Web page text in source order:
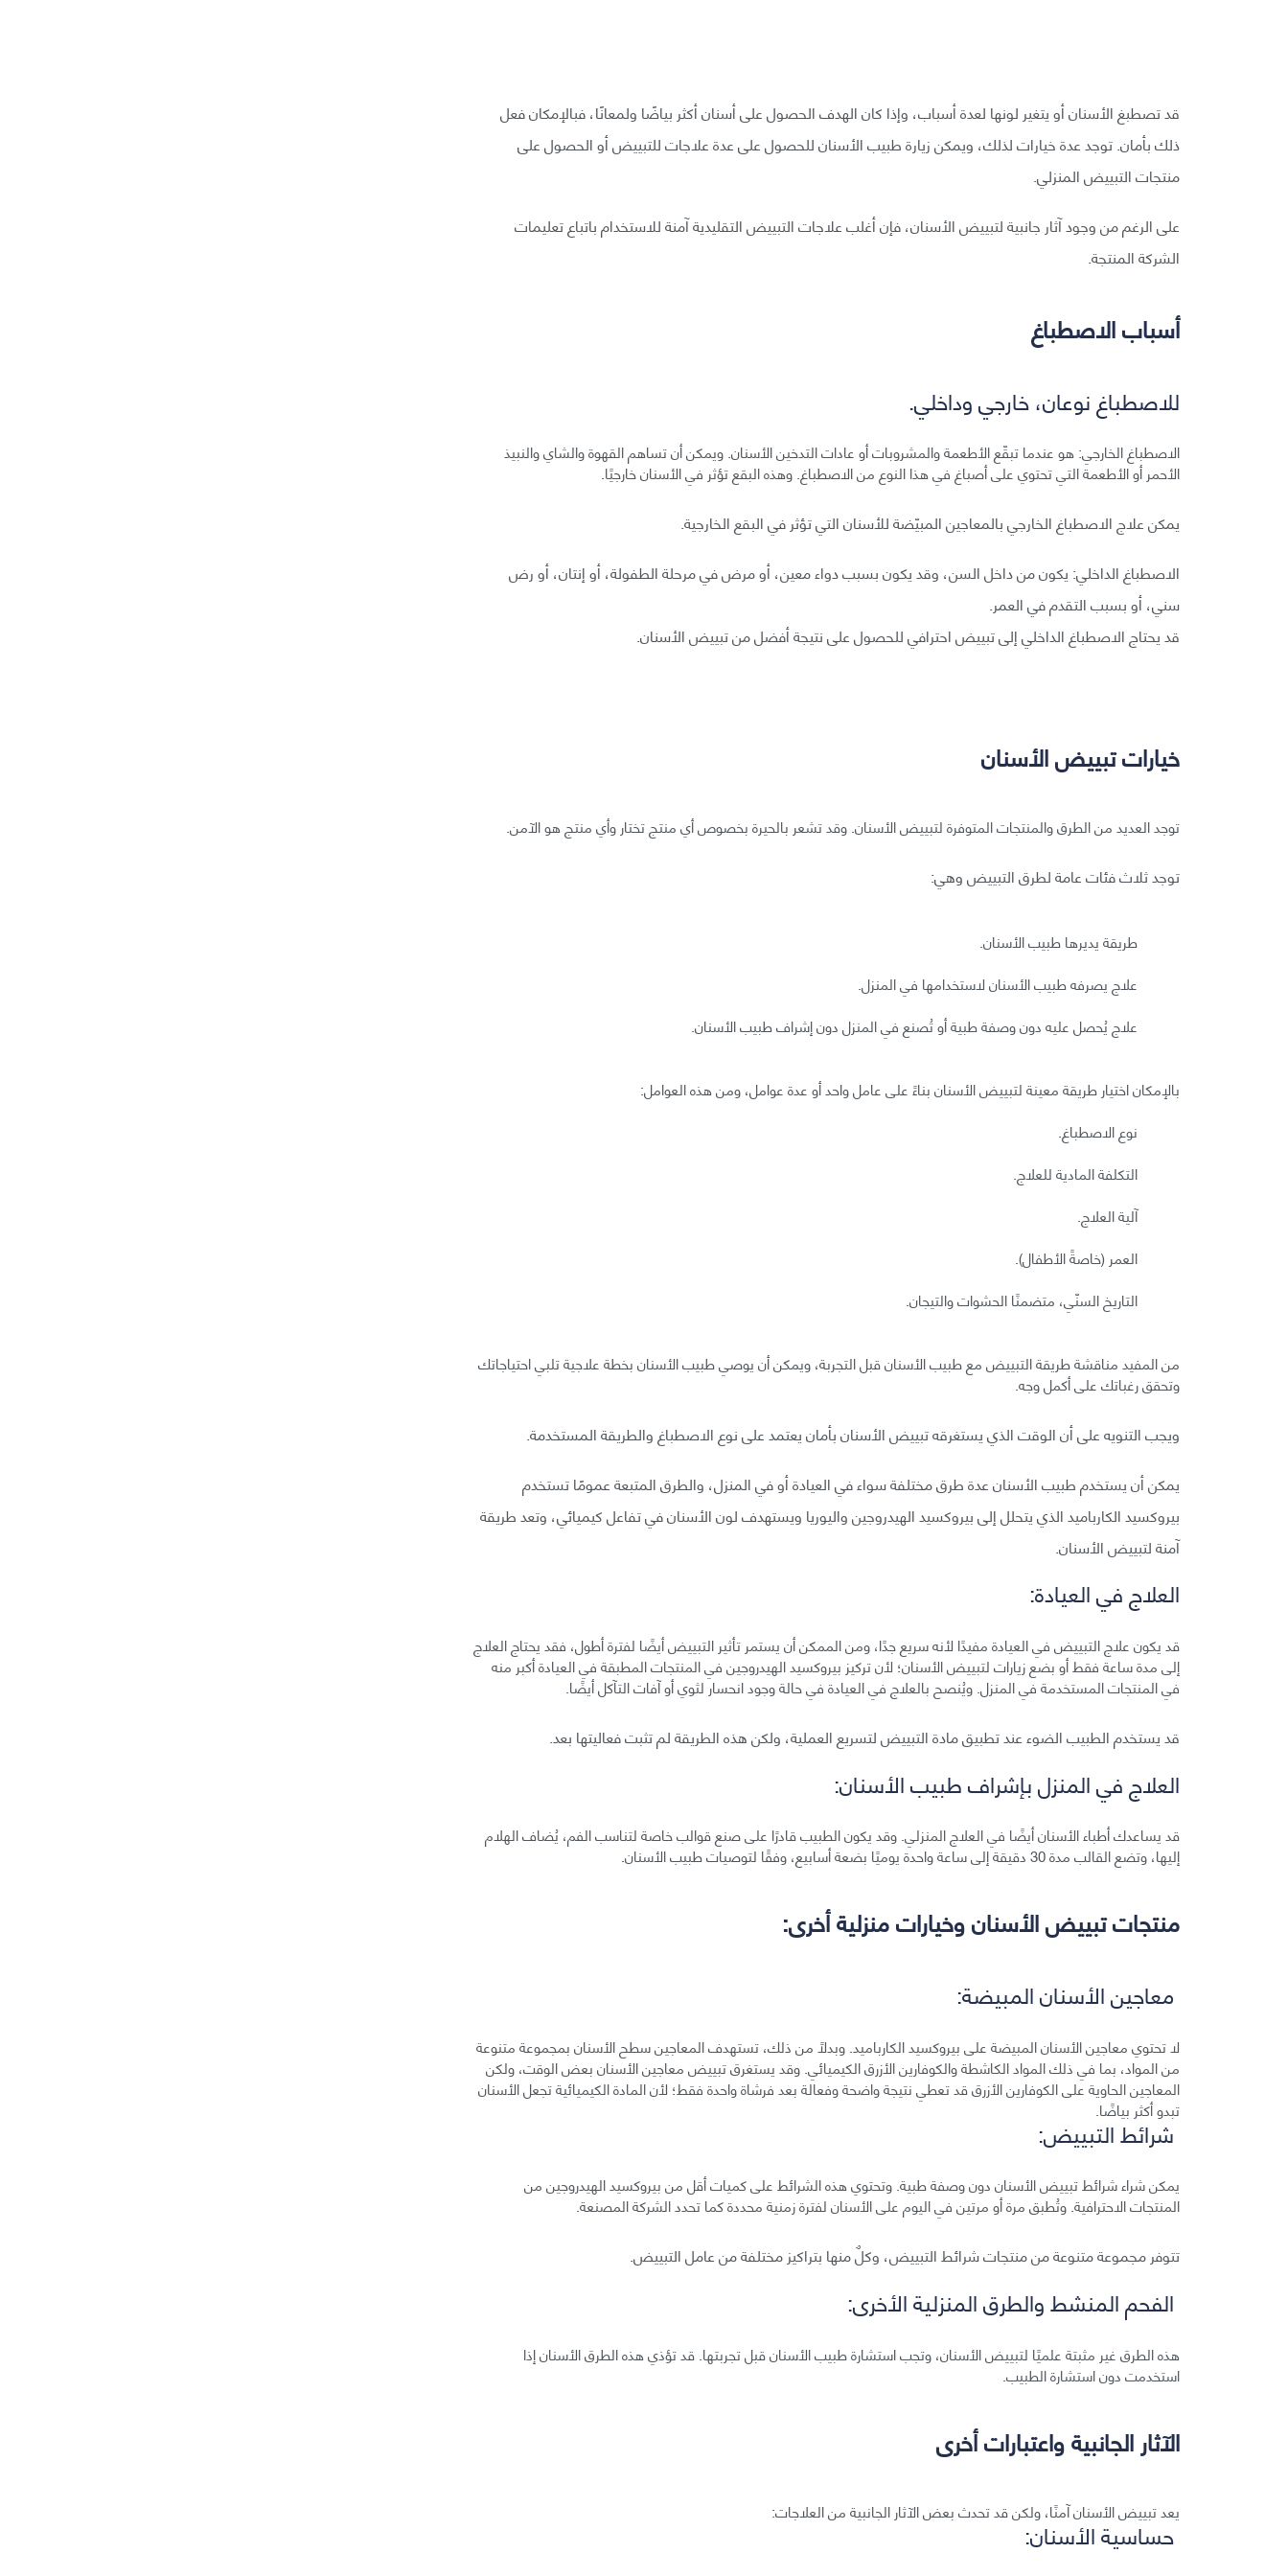
قد تصطبغ الأسنان أو يتغير لونها لعدة أسباب، وإذا كان الهدف الحصول على أسنان أكثر بياضًا ولمعانًا، فبالإمكان فعل
ذلك بأمان. توجد عدة خيارات لذلك، ويمكن زيارة طبيب الأسنان للحصول على عدة علاجات للتبييض أو الحصول على
منتجات التبييض المنزلي.
على الرغم من وجود آثار جانبية لتبييض الأسنان، فإن أغلب علاجات التبييض التقليدية آمنة للاستخدام باتباع تعليمات
الشركة المنتجة.
أسباب الاصطباغ
للاصطباغ نوعان، خارجي وداخلي.
الاصطباغ الخارجي: هو عندما تبقّع الأطعمة والمشروبات أو عادات التدخين الأسنان. ويمكن أن تساهم القهوة والشاي والنبيذ
الأحمر أو الأطعمة التي تحتوي على أصباغ في هذا النوع من الاصطباغ. وهذه البقع تؤثر في الأسنان خارجيًا.
يمكن علاج الاصطباغ الخارجي بالمعاجين المبيّضة للأسنان التي تؤثر في البقع الخارجية.
الاصطباغ الداخلي: يكون من داخل السن، وقد يكون بسبب دواء معين، أو مرض في مرحلة الطفولة، أو إنتان، أو رض
سني، أو بسبب التقدم في العمر.
قد يحتاج الاصطباغ الداخلي إلى تبييض احترافي للحصول على نتيجة أفضل من تبييض الأسنان.
خيارات تبييض الأسنان
توجد العديد من الطرق والمنتجات المتوفرة لتبييض الأسنان. وقد تشعر بالحيرة بخصوص أي منتج تختار وأي منتج هو الآمن.
توجد ثلاث فئات عامة لطرق التبييض وهي:
طريقة يديرها طبيب الأسنان.
علاج يصرفه طبيب الأسنان لاستخدامها في المنزل.
علاج يُحصل عليه دون وصفة طبية أو تُصنع في المنزل دون إشراف طبيب الأسنان.
بالإمكان اختيار طريقة معينة لتبييض الأسنان بناءً على عامل واحد أو عدة عوامل، ومن هذه العوامل:
نوع الاصطباغ.
التكلفة المادية للعلاج.
آلية العلاج.
العمر (خاصةً الأطفال).
التاريخ السنّي، متضمنًا الحشوات والتيجان.
من المفيد مناقشة طريقة التبييض مع طبيب الأسنان قبل التجربة، ويمكن أن يوصي طبيب الأسنان بخطة علاجية تلبي احتياجاتك
وتحقق رغباتك على أكمل وجه.
ويجب التنويه على أن الوقت الذي يستغرقه تبييض الأسنان بأمان يعتمد على نوع الاصطباغ والطريقة المستخدمة.
يمكن أن يستخدم طبيب الأسنان عدة طرق مختلفة سواء في العيادة أو في المنزل، والطرق المتبعة عمومًا تستخدم
بيروكسيد الكارباميد الذي يتحلل إلى بيروكسيد الهيدروجين واليوريا ويستهدف لون الأسنان في تفاعل كيميائي، وتعد طريقة
آمنة لتبييض الأسنان.
العلاج في العيادة:
قد يكون علاج التبييض في العيادة مفيدًا لأنه سريع جدًا، ومن الممكن أن يستمر تأثير التبييض أيضًا لفترة أطول، فقد يحتاج العلاج
إلى مدة ساعة فقط أو بضع زيارات لتبييض الأسنان؛ لأن تركيز بيروكسيد الهيدروجين في المنتجات المطبقة في العيادة أكبر منه
في المنتجات المستخدمة في المنزل. ويُنصح بالعلاج في العيادة في حالة وجود انحسار لثوي أو آفات التآكل أيضًا.
قد يستخدم الطبيب الضوء عند تطبيق مادة التبييض لتسريع العملية، ولكن هذه الطريقة لم تثبت فعاليتها بعد.
العلاج في المنزل بإشراف طبيب الأسنان:
قد يساعدك أطباء الأسنان أيضًا في العلاج المنزلي. وقد يكون الطبيب قادرًا على صنع قوالب خاصة لتناسب الفم، يُضاف الهلام
إليها، وتضع القالب مدة 30 دقيقة إلى ساعة واحدة يوميًا بضعة أسابيع، وفقًا لتوصيات طبيب الأسنان.
منتجات تبييض الأسنان وخيارات منزلية أخرى:
معاجين الأسنان المبيضة:
لا تحتوي معاجين الأسنان المبيضة على بيروكسيد الكارباميد. وبدلًا من ذلك، تستهدف المعاجين سطح الأسنان بمجموعة متنوعة
من المواد، بما في ذلك المواد الكاشطة والكوفارين الأزرق الكيميائي. وقد يستغرق تبييض معاجين الأسنان بعض الوقت، ولكن
المعاجين الحاوية على الكوفارين الأزرق قد تعطي نتيجة واضحة وفعالة بعد فرشاة واحدة فقط؛ لأن المادة الكيميائية تجعل الأسنان
تبدو أكثر بياضًا.
شرائط التبييض:
يمكن شراء شرائط تبييض الأسنان دون وصفة طبية. وتحتوي هذه الشرائط على كميات أقل من بيروكسيد الهيدروجين من
المنتجات الاحترافية. وتُطبق مرة أو مرتين في اليوم على الأسنان لفترة زمنية محددة كما تحدد الشركة المصنعة.
تتوفر مجموعة متنوعة من منتجات شرائط التبييض، وكلٌ منها بتراكيز مختلفة من عامل التبييض.
الفحم المنشط والطرق المنزلية الأخرى:
هذه الطرق غير مثبتة علميًا لتبييض الأسنان، وتجب استشارة طبيب الأسنان قبل تجربتها. قد تؤذي هذه الطرق الأسنان إذا
استخدمت دون استشارة الطبيب.
الآثار الجانبية واعتبارات أخرى
يعد تبييض الأسنان آمنًا، ولكن قد تحدث بعض الآثار الجانبية من العلاجات:
حساسية الأسنان: